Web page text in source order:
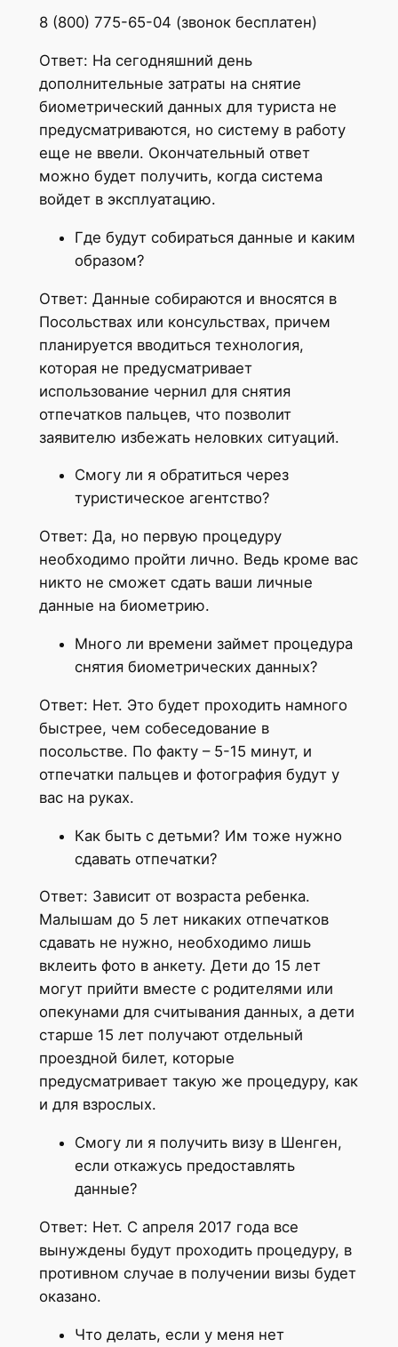
8 (800) 775-65-04 (звонок бесплатен)
Ответ: На сегодняшний день
дополнительные затраты на снятие
биометрический данных для туриста не
предусматриваются, но систему в работу
еще не ввели. Окончательный ответ
можно будет получить, когда система
войдет в эксплуатацию.
Где будут собираться данные и каким
образом?
Ответ: Данные собираются и вносятся в
Посольствах или консульствах, причем
планируется вводиться технология,
которая не предусматривает
использование чернил для снятия
отпечатков пальцев, что позволит
заявителю избежать неловких ситуаций.
Смогу ли я обратиться через
туристическое агентство?
Ответ: Да, но первую процедуру
необходимо пройти лично. Ведь кроме вас
никто не сможет сдать ваши личные
данные на биометрию.
Много ли времени займет процедура
снятия биометрических данных?
Ответ: Нет. Это будет проходить намного
быстрее, чем собеседование в
посольстве. По факту – 5-15 минут, и
отпечатки пальцев и фотография будут у
вас на руках.
Как быть с детьми? Им тоже нужно
сдавать отпечатки?
Ответ: Зависит от возраста ребенка.
Малышам до 5 лет никаких отпечатков
сдавать не нужно, необходимо лишь
вклеить фото в анкету. Дети до 15 лет
могут прийти вместе с родителями или
опекунами для считывания данных, а дети
старше 15 лет получают отдельный
проездной билет, которые
предусматривает такую же процедуру, как
и для взрослых.
Смогу ли я получить визу в Шенген,
если откажусь предоставлять
данные?
Ответ: Нет. С апреля 2017 года все
вынуждены будут проходить процедуру, в
противном случае в получении визы будет
оказано.
Что делать, если у меня нет